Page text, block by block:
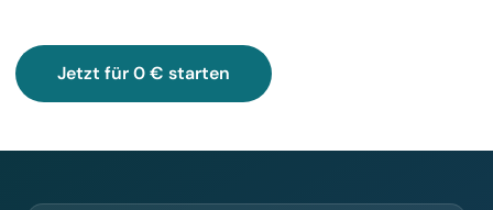
Jetzt für 0 € starten